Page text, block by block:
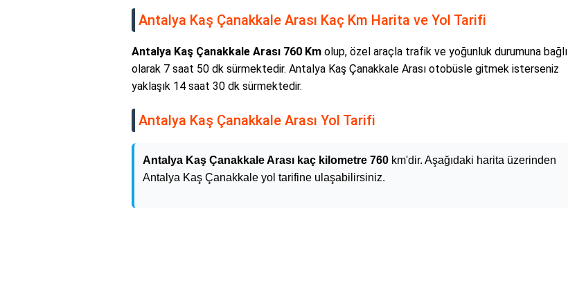
Antalya Kaş Çanakkale Arası Kaç Km Harita ve Yol Tarifi
Antalya Kaş Çanakkale Arası 760 Km olup, özel araçla trafik ve yoğunluk durumuna bağlı
olarak 7 saat 50 dk sürmektedir. Antalya Kaş Çanakkale Arası otobüsle gitmek isterseniz
yaklaşık 14 saat 30 dk sürmektedir.
Antalya Kaş Çanakkale Arası Yol Tarifi
Antalya Kaş Çanakkale Arası kaç kilometre 760 km'dir. Aşağıdaki harita üzerinden
Antalya Kaş Çanakkale yol tarifine ulaşabilirsiniz.